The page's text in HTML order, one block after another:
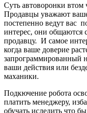
Суть автоворонки втом
Продавцы уважают
постепенно ведут вас
интерес, они общаются
продавцу. И самое
когда ваше доверие
запрограммированный
ваши действия или
маханики.
Подкючение робота
платить менеджеру,
обучать иследить что